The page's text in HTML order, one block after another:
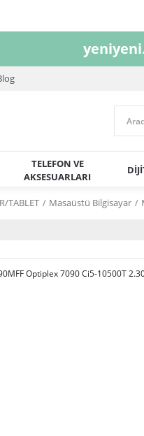
TELEFON VE
AKSESUARLARI
TABLET Masaüstü Bilgisayar